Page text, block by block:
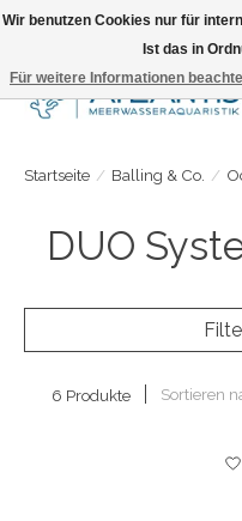
Täglicher Versand. Bestelle bis
Startseite / Balling & Co. /
DUO
6 Produkte Sortieren
Wir benutzen Cookies nur für
Ist das in
Für weitere Informationen